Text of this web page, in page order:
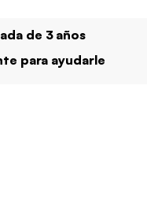
de 3 años
para ayudarle